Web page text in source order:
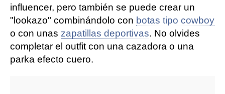
influencer, pero también se puede crear un
"lookazo" combinándolo con botas tipo cowboy
o con unas zapatillas deportivas. No olvides
completar el outfit con una cazadora o una
parka efecto cuero.